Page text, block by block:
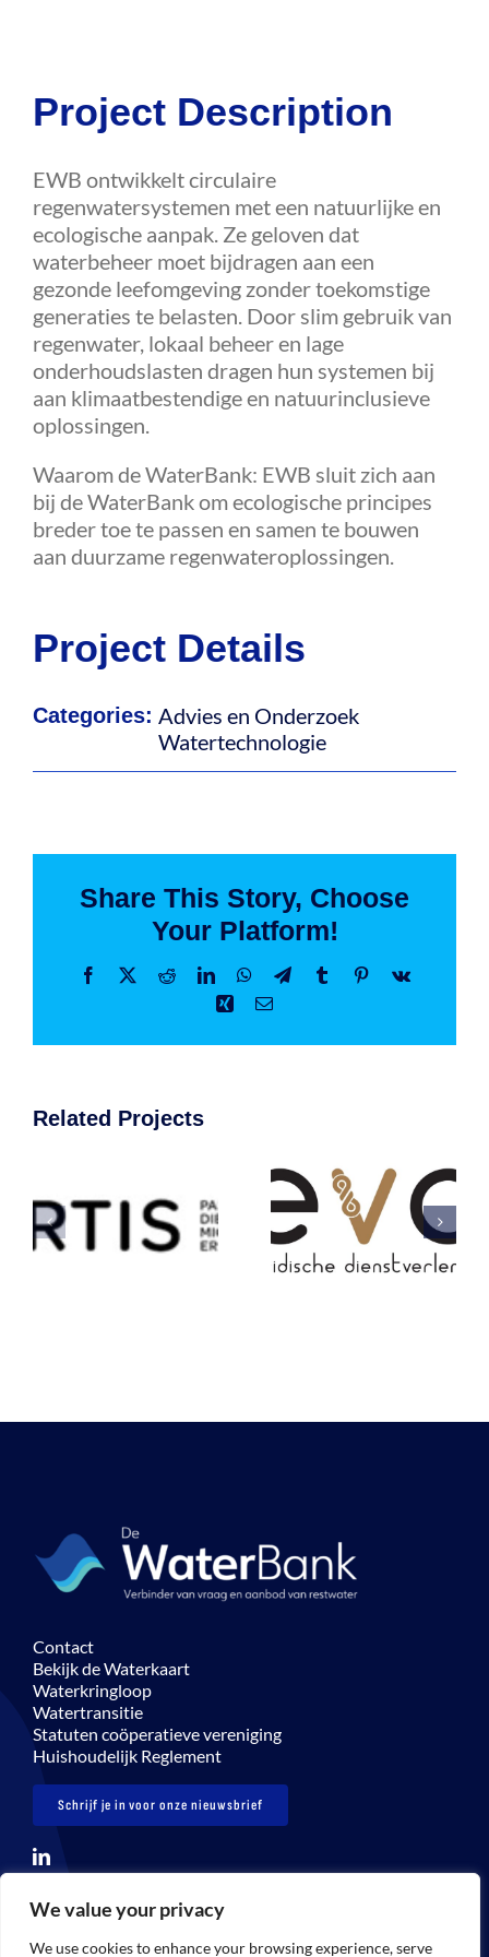
We value your privacy
We use cookies to enhance your browsing experience, serve
Contact
Project Description
EWB ontwikkelt circulaire
regenwatersystemen met een natuurlijke en
ecologische aanpak. Ze geloven dat
waterbeheer moet bijdragen aan een
gezonde leefomgeving zonder toekomstige
generaties te belasten. Door slim gebruik van
regenwater, lokaal beheer en lage
onderhoudslasten dragen hun systemen bij
aan klimaatbestendige en natuurinclusieve
oplossingen.
Waarom de WaterBank: EWB sluit zich aan
bij de WaterBank om ecologische principes
breder toe te passen en samen te bouwen
aan duurzame regenwateroplossingen.
Project Details
Categories: Advies en Onderzoek
Watertechnologie
Share This Story, Choose
Your Platform!
Facebook
X RedditLinkedInWhatsApp
TelegramTumblrPinterest
Vk
Xing Email
Related Projects
Eva
Juridische
Dienstverlening
Van
Remmen
UV
Contact
Bekijk de Waterkaart
Waterkringloop
Watertransitie
Statuten coöperatieve vereniging
Huishoudelijk Reglement
Schrijf je in voor onze nieuwsbrief
© Copyright 2026 De Waterbank – info@dewaterbank.nl